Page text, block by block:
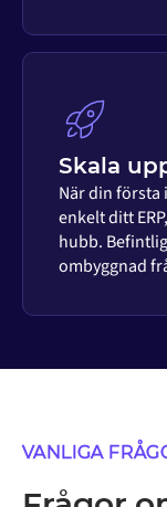
Skala
När din första
enkelt ditt
hubb.
ombyggnad
VANLIGA